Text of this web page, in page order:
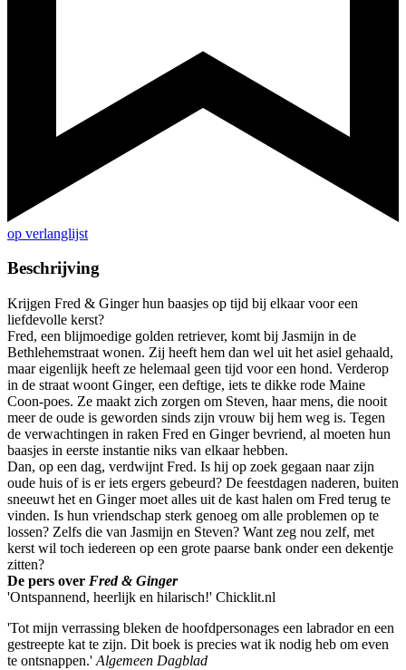
op verlanglijst
Beschrijving
Krijgen Fred & Ginger hun baasjes op tijd bij elkaar voor een
liefdevolle kerst?
Fred, een blijmoedige golden retriever, komt bij Jasmijn in de
Bethlehemstraat wonen. Zij heeft hem dan wel uit het asiel gehaald,
maar eigenlijk heeft ze helemaal geen tijd voor een hond. Verderop
in de straat woont Ginger, een deftige, iets te dikke rode Maine
Coon-poes. Ze maakt zich zorgen om Steven, haar mens, die nooit
meer de oude is geworden sinds zijn vrouw bij hem weg is. Tegen
de verwachtingen in raken Fred en Ginger bevriend, al moeten hun
baasjes in eerste instantie niks van elkaar hebben.
Dan, op een dag, verdwijnt Fred. Is hij op zoek gegaan naar zijn
oude huis of is er iets ergers gebeurd? De feestdagen naderen, buiten
sneeuwt het en Ginger moet alles uit de kast halen om Fred terug te
vinden. Is hun vriendschap sterk genoeg om alle problemen op te
lossen? Zelfs die van Jasmijn en Steven? Want zeg nou zelf, met
kerst wil toch iedereen op een grote paarse bank onder een dekentje
zitten?
De pers over Fred & Ginger
'Ontspannend, heerlijk en hilarisch!' Chicklit.nl
'Tot mijn verrassing bleken de hoofdpersonages een labrador en een
gestreepte kat te zijn. Dit boek is precies wat ik nodig heb om even
te ontsnappen.' Algemeen Dagblad